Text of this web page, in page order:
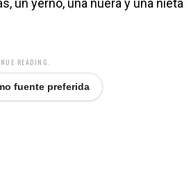
READING.
fuente preferida